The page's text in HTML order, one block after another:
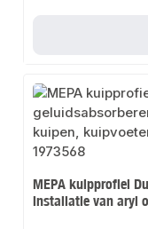
MEPA kuipprofiel
installatie van aryl